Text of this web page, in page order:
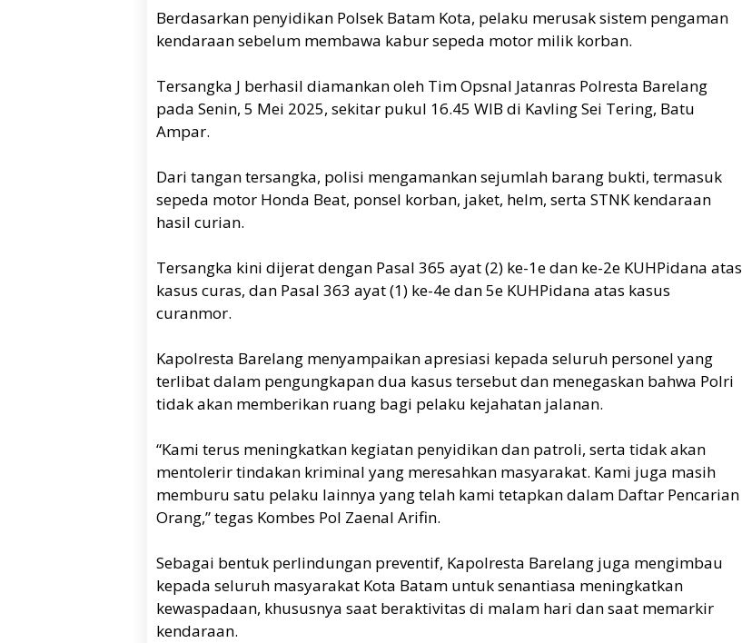
Berdasarkan penyidikan Polsek Batam Kota, pelaku merusak sistem pengaman
kendaraan sebelum membawa kabur sepeda motor milik korban.
Tersangka J berhasil diamankan oleh Tim Opsnal Jatanras Polresta Barelang
pada Senin, 5 Mei 2025, sekitar pukul 16.45 WIB di Kavling Sei Tering, Batu
Ampar.
Dari tangan tersangka, polisi mengamankan sejumlah barang bukti, termasuk
sepeda motor Honda Beat, ponsel korban, jaket, helm, serta STNK kendaraan
hasil curian.
Tersangka kini dijerat dengan Pasal 365 ayat (2) ke-1e dan ke-2e KUHPidana atas
kasus curas, dan Pasal 363 ayat (1) ke-4e dan 5e KUHPidana atas kasus
curanmor.
Kapolresta Barelang menyampaikan apresiasi kepada seluruh personel yang
terlibat dalam pengungkapan dua kasus tersebut dan menegaskan bahwa Polri
tidak akan memberikan ruang bagi pelaku kejahatan jalanan.
“Kami terus meningkatkan kegiatan penyidikan dan patroli, serta tidak akan
mentolerir tindakan kriminal yang meresahkan masyarakat. Kami juga masih
memburu satu pelaku lainnya yang telah kami tetapkan dalam Daftar Pencarian
Orang,” tegas Kombes Pol Zaenal Arifin.
Sebagai bentuk perlindungan preventif, Kapolresta Barelang juga mengimbau
kepada seluruh masyarakat Kota Batam untuk senantiasa meningkatkan
kewaspadaan, khususnya saat beraktivitas di malam hari dan saat memarkir
kendaraan.